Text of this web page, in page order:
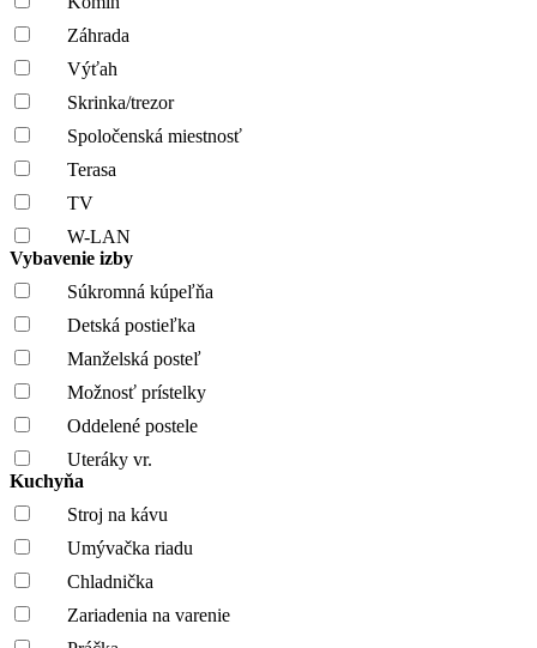
Záhrada
Výťah
Skrinka/trezor
Spoločenská miestnosť
Terasa
TV
W-LAN
Vybavenie izby
Súkromná kúpeľňa
Detská postieľka
Manželská posteľ
Možnosť prístelky
Oddelené postele
Uteráky vr.
Kuchyňa
Stroj na kávu
Umývačka riadu
Chladnička
Zariadenia na varenie